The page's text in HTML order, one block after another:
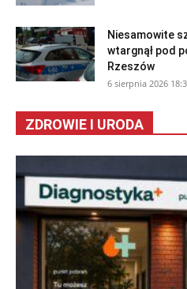
Niesamowite
wtargnął pod
Rzeszów
6 sierpnia 2026
ZDROWIE I URODA